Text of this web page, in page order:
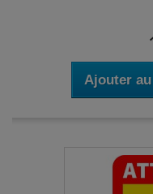
Ajouter